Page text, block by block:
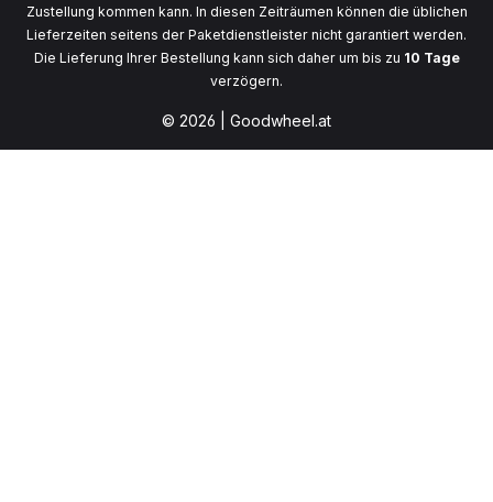
Zustellung kommen kann. In diesen Zeiträumen können die üblichen
Lieferzeiten seitens der Paketdienstleister nicht garantiert werden.
Die Lieferung Ihrer Bestellung kann sich daher um bis zu 10 Tage
verzögern.
© 2026 | Goodwheel.at